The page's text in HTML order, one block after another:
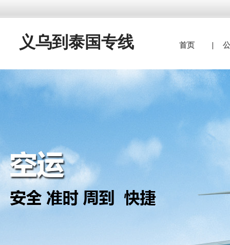
义乌到泰国专线 首页